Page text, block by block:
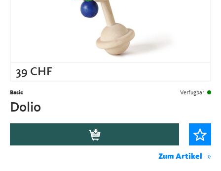
39 CHF
Basic Verfügbar
Dolio
Zum Artikel